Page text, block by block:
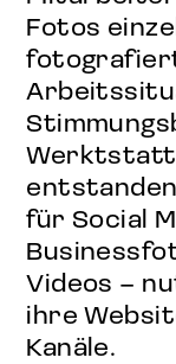
Fotos
für Social
Videos –
ihre
Kanäle.